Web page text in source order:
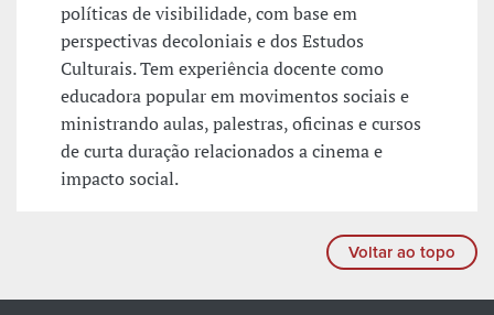
políticas de visibilidade, com base em
perspectivas decoloniais e dos Estudos
Culturais. Tem experiência docente como
educadora popular em movimentos sociais e
ministrando aulas, palestras, oficinas e cursos
de curta duração relacionados a cinema e
impacto social.
Voltar ao topo